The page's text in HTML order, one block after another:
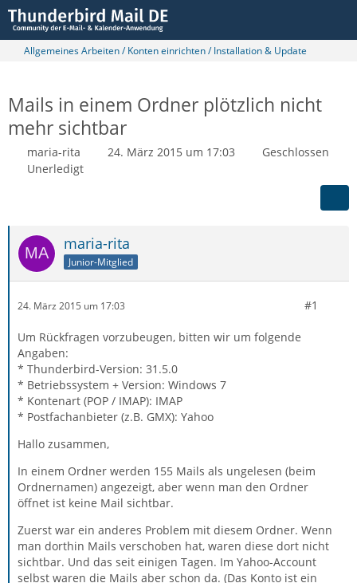
Allgemeines Arbeiten / Konten einrichten / Installation & Update
Mails in einem Ordner plötzlich nicht
mehr sichtbar
maria-rita 24. März 2015 um 17:03
Geschlossen
Unerledigt
maria-rita
Junior-Mitglied
24. März 2015 um 17:03 #1
Um Rückfragen vorzubeugen, bitten wir um folgende
Angaben:
* Thunderbird-Version: 31.5.0
* Betriebssystem + Version: Windows 7
* Kontenart (POP / IMAP): IMAP
* Postfachanbieter (z.B. GMX): Yahoo
Hallo zusammen,
In einem Ordner werden 155 Mails als ungelesen (beim
Ordnernamen) angezeigt, aber wenn man den Ordner
öffnet ist keine Mail sichtbar.
Zuerst war ein anderes Problem mit diesem Ordner. Wenn
man dorthin Mails verschoben hat, waren diese dort nicht
sichtbar. Und das seit einigen Tagen. Im Yahoo-Account
selbst waren die Mails aber schon da. (Das Konto ist ein